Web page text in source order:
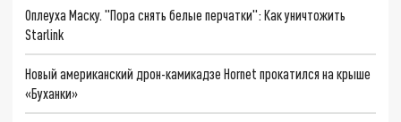
Оплеуха Маску. "Пора снять белые перчатки": Как уничтожить
Starlink
Новый американский дрон-камикадзе Hornet прокатился на крыше
«Буханки»